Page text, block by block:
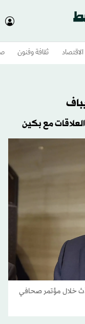
الاقتصاد ثقافة وفنون
مع بكين
خلال مؤتمر صحافي